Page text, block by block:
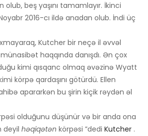
beş yaşını tamamlayır. İkinci
2016-cı ildə anadan olub. İndi üç
Kutcher bir neçə il əvvəl
münasibət haqqında danışdı. Ən çox
kimi qısqanc olmaq əvəzinə Wyatt
körpə qardaşını götürdü. Ellen
apararkən bu şirin kiçik rəydən əl
olduğunu düşünür və bir anda ona
deyil həqiqətən körpəsi ”dedi Kutcher .